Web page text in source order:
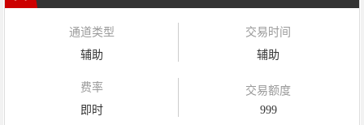
通道类型
辅助
交易时间
辅助
费率
即时
交易额度
999